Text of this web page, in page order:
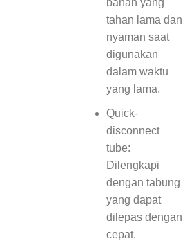
bahan yang
tahan lama dan
nyaman saat
digunakan
dalam waktu
yang lama.
Quick-
disconnect
tube:
Dilengkapi
dengan tabung
yang dapat
dilepas dengan
cepat.